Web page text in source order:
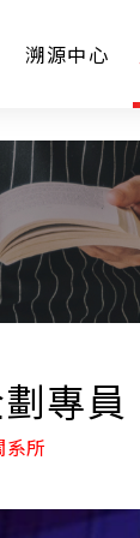
溯源中心
專員
所